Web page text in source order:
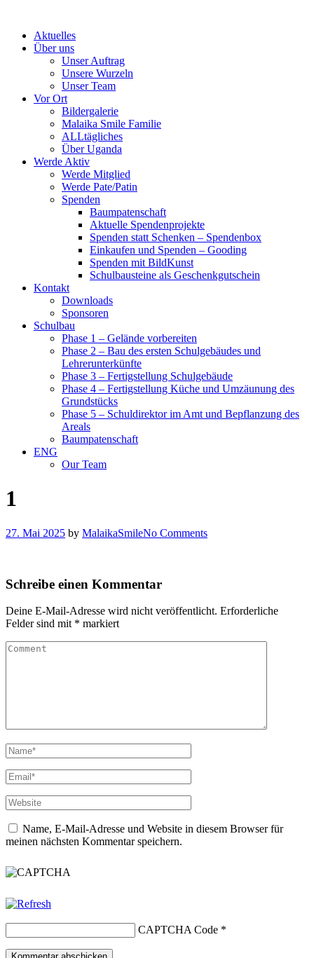
contentAktuelles
Über uns
Unser Auftrag
Unsere Wurzeln
Unser Team
Vor Ort
Bildergalerie
Malaika Smile Familie
ALLtägliches
Über Uganda
Werde Aktiv
Werde Mitglied
Werde Pate/Patin
Spenden
Baumpatenschaft
Aktuelle Spendenprojekte
Spenden statt Schenken – Spendenbox
Einkaufen und Spenden – Gooding
Spenden mit BildKunst
Schulbausteine als Geschenkgutschein
Kontakt
Downloads
Sponsoren
Schulbau
Phase 1 – Gelände vorbereiten
Phase 2 – Bau des ersten Schulgebäudes und
Lehrerunterkünfte
Phase 3 – Fertigstellung Schulgebäude
Phase 4 – Fertigstellung Küche und Umzäunung des
Grundstücks
Phase 5 – Schuldirektor im Amt und Bepflanzung des
Areals
Baumpatenschaft
ENG
Our Team
1
27. Mai 2025 by MalaikaSmileNo Comments
Schreibe einen Kommentar
Deine E-Mail-Adresse wird nicht veröffentlicht. Erforderliche
Felder sind mit * markiert
Name, E-Mail-Adresse und Website in diesem Browser für
meinen nächsten Kommentar speichern.
CAPTCHA Code *